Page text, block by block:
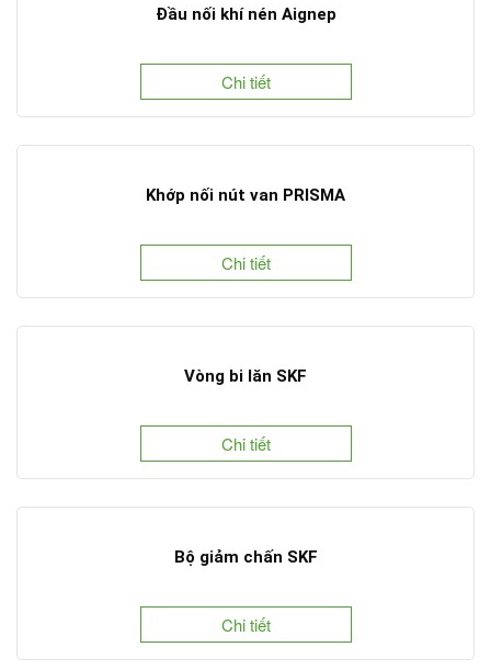
Đầu nối khí nén Aignep
Chi tiết
Khớp nối nút van PRISMA
Chi tiết
Vòng bi lăn SKF
Chi tiết
Bộ giảm chấn SKF
Chi tiết